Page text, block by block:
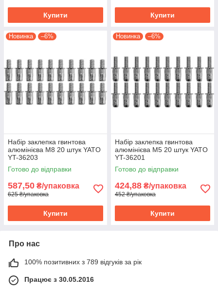
Купити Купити
Новинка –6%
Набір заклепка гвинтова
алюмінієва М8 20 штук YATO
YT-36203
Готово до відправки
587,50 ₴/упаковка
625 ₴/упаковка
Купити
Новинка –6%
Набір заклепка гвинтова
алюмінієва М5 20 штук YATO
YT-36201
Готово до відправки
424,88 ₴/упаковка
452 ₴/упаковка
Купити
Про нас
100% позитивних з 789 відгуків за рік
Працює з 30.05.2016